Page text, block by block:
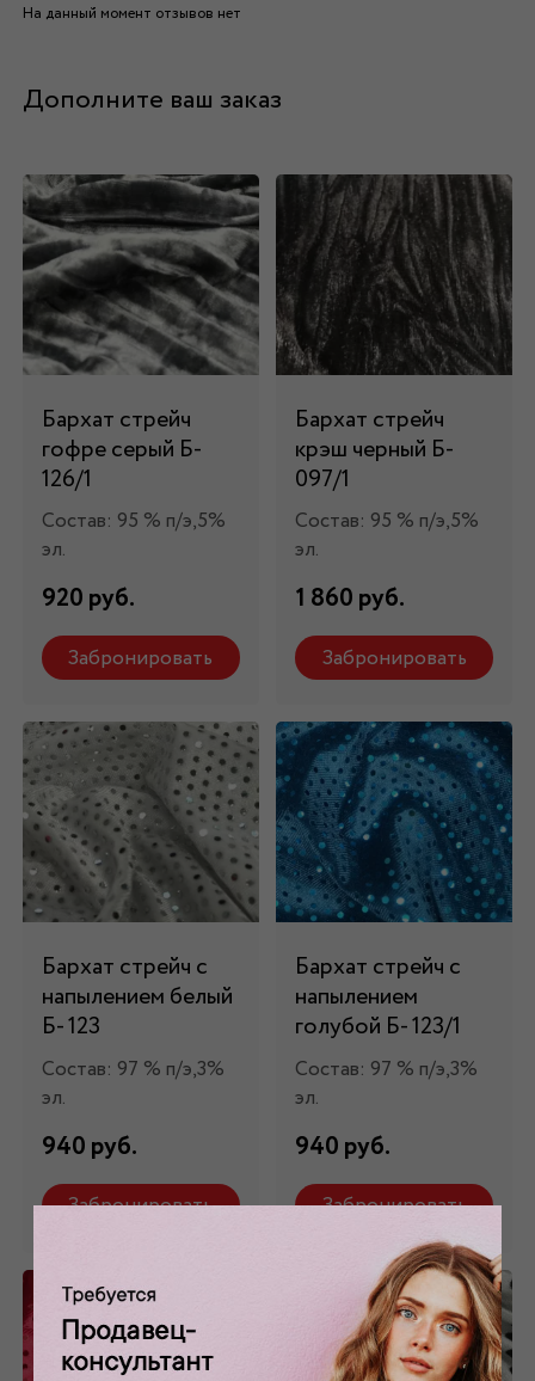
На данный момент отзывов нет
Дополните ваш заказ
Бархат стрейч
гофре серый Б-
126/1
Состав: 95 % п/э,5%
эл.
920 руб.
Забронировать
Бархат стрейч
крэш черный Б-
097/1
Состав: 95 % п/э,5%
эл.
1 860 руб.
Забронировать
Бархат стрейч с
напылением белый
Б- 123
Состав: 97 % п/э,3%
эл.
940 руб.
Забронировать
Бархат стрейч с
напылением
голубой Б- 123/1
Состав: 97 % п/э,3%
эл.
940 руб.
Забронировать